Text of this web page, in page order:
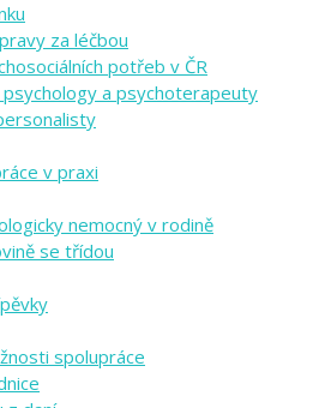
za léčbou
potřeb v ČR
psychology a psychoterapeuty
v praxi
nemocný v rodině
se třídou
spolupráce